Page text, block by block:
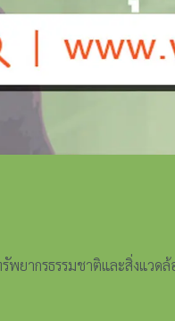
พยากรธรรมชาติและสิ่งแว